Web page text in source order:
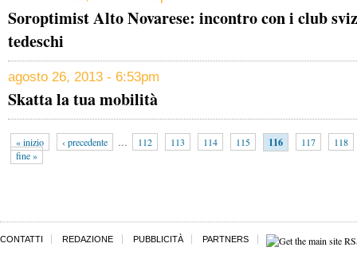
Soroptimist Alto Novarese: incontro con i club
tedeschi
agosto 26, 2013 - 6:53pm
Skatta la tua mobilità
« inizio ‹ precedente … 112 113 114 115 116 117
118
fine »
CONTATTI REDAZIONE PUBBLICITÀ PARTNERS